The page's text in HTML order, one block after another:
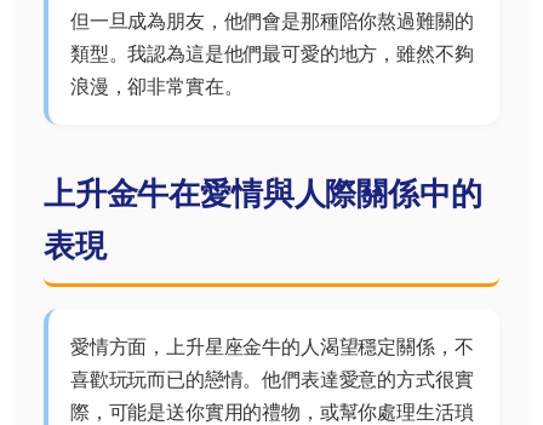
但一旦成為朋友，他們會是那種陪你熬過難關的
類型。我認為這是他們最可愛的地方，雖然不夠
浪漫，卻非常實在。
上升金牛在愛情與人際關係中的
表現
愛情方面，上升星座金牛的人渴望穩定關係，不
喜歡玩玩而已的戀情。他們表達愛意的方式很實
際，可能是送你實用的禮物，或幫你處理生活瑣